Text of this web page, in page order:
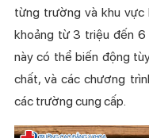
từng trường và khu vực
khoảng từ 3 triệu đến 6
này có thể biến động
chất, và các chương
các trường cung cấp.